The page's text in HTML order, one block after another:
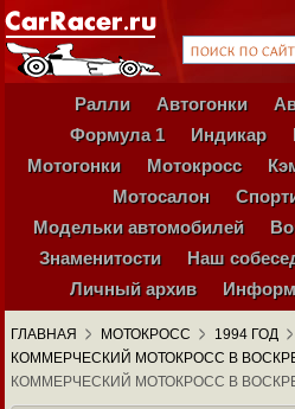
Ралли Автогонки
Формула 1
Индикар
Мотогонки
Мотокросс
Мотосалон
Модельки автомобилей
Знаменитости
Наш
Личный архив
ГЛАВНАЯ МОТОКРОСС
1994 ГОД
КОММЕРЧЕСКИЙ МОТОКРОСС В
КОММЕРЧЕСКИЙ МОТОКРОСС В